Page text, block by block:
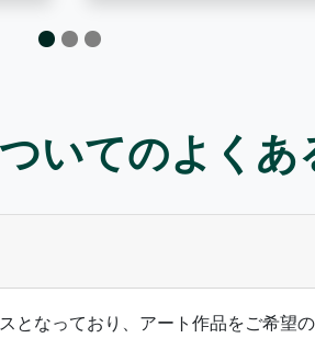
いてのよくあ
となっており、アート作品をご希